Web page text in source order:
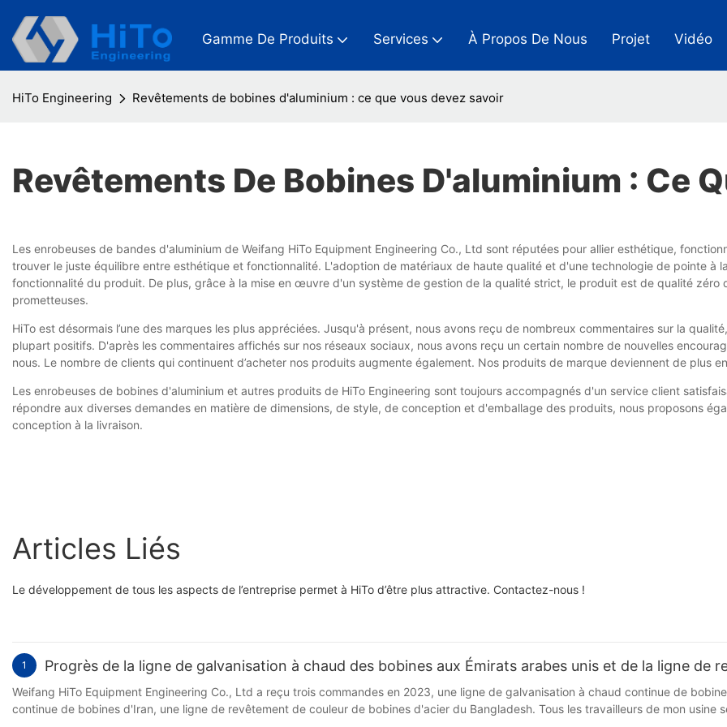
Gamme De Produits Services À Propos De Nous Projet Vidéo
HiTo Engineering Revêtements de bobines d'aluminium : ce que vous devez savoir
Revêtements De Bobines D'aluminium : Ce
Les enrobeuses de bandes d'aluminium de Weifang HiTo Equipment Engineering Co., Ltd sont réputées pour allier esthétique,
trouver le juste équilibre entre esthétique et fonctionnalité. L'adoption de matériaux de haute qualité et d'une technologie de pointe à
fonctionnalité du produit. De plus, grâce à la mise en œuvre d'un système de gestion de la qualité strict, le produit est de qualité
prometteuses.
HiTo est désormais l’une des marques les plus appréciées. Jusqu'à présent, nous avons reçu de nombreux commentaires sur la
plupart positifs. D'après les commentaires affichés sur nos réseaux sociaux, nous avons reçu un certain nombre de nouvelles
nous. Le nombre de clients qui continuent d’acheter nos produits augmente également. Nos produits de marque deviennent de plus
Les enrobeuses de bobines d'aluminium et autres produits de HiTo Engineering sont toujours accompagnés d'un service client
répondre aux diverses demandes en matière de dimensions, de style, de conception et d'emballage des produits, nous proposons
conception à la livraison.
Articles Liés
Le développement de tous les aspects de l’entreprise permet à HiTo d’être plus attractive. Contactez-nous !
1 Progrès de la ligne de galvanisation à chaud des bobines aux Émirats arabes unis et de la ligne de
Weifang HiTo Equipment Engineering Co., Ltd a reçu trois commandes en 2023, une ligne de galvanisation à chaud continue de
continue de bobines d'Iran, une ligne de revêtement de couleur de bobines d'acier du Bangladesh. Tous les travailleurs de mon